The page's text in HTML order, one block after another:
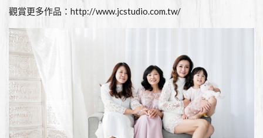
觀賞更多作品： http://www.jcstudio.com.tw/